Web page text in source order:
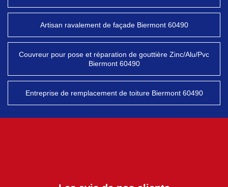
Artisan ravalement de façade Biermont 60490
Couvreur pour pose et réparation de gouttière Zinc/Alu/Pvc
Biermont 60490
Entreprise de remplacement de toiture Biermont 60490